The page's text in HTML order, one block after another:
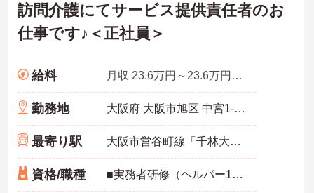
訪問介護にてサービス提供責任者のお
仕事です♪＜正社員＞
給料 月収 23.6万円～23.6万円程度
勤務地 大阪府 大阪市旭区 中宮1-12-21
最寄り駅 大阪市営谷町線「千林大宮駅」徒歩9分
資格/職種 ■実務者研修（ヘルパー1級）・介護福祉士・介護支援専門員（ケアマネジャー）：いずれか必須 ■実務経験：あれば尚可（サービス提供責任者としての業務経験）